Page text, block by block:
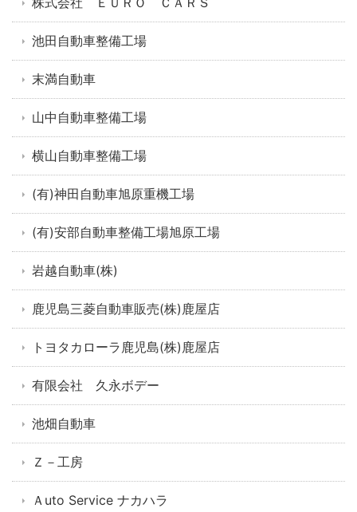
池田自動車整備工場
末満自動車
山中自動車整備工場
横山自動車整備工場
(有)神田自動車旭原重機工場
(有)安部自動車整備工場旭原工場
岩越自動車(株)
鹿児島三菱自動車販売(株)鹿屋店
トヨタカローラ鹿児島(株)鹿屋店
有限会社 久永ボデー
池畑自動車
Ｚ－工房
Ａuto Service ナカハラ